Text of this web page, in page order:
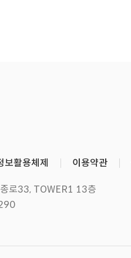
보활용체제 이용약관
로33, TOWER1 13층